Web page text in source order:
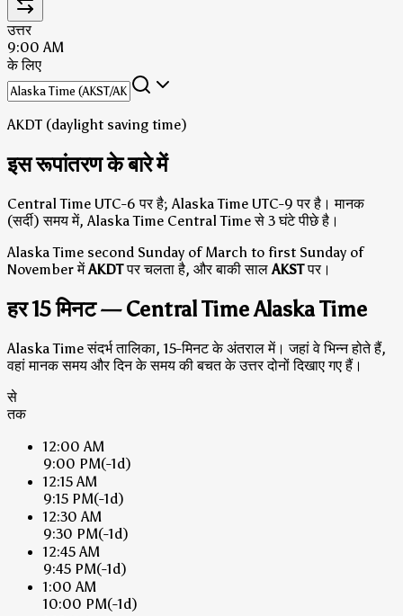
उत्तर
9:00 AM
के लिए
AKDT (daylight saving time)
इस रूपांतरण के बारे में
Central Time UTC-6 पर है; Alaska Time UTC-9 पर है। मानक
(सर्दी) समय में, Alaska Time Central Time से 3 घंटे पीछे है।
Alaska Time second Sunday of March to first Sunday of
November मेंAKDTपर चलता है, और बाकी साल AKSTपर।
हर 15 मिनट — Central Time Alaska Time
Alaska Time संदर्भ तालिका, 15-मिनट के अंतराल में। जहां वे भिन्न होते हैं,
वहां मानक समय और दिन के समय की बचत के उत्तर दोनों दिखाए गए हैं।
से
तक
12:00 AM
9:00 PM(-1d)
12:15 AM
9:15 PM(-1d)
12:30 AM
9:30 PM(-1d)
12:45 AM
9:45 PM(-1d)
1:00 AM
10:00 PM(-1d)